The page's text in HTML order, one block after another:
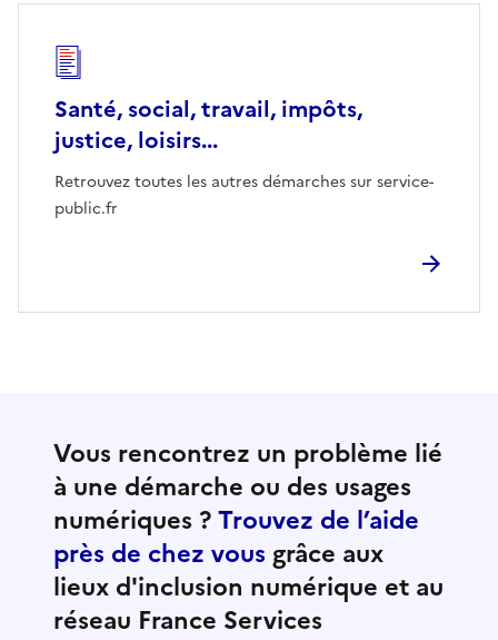
Santé, social, travail, impôts,
justice, loisirs...
Retrouvez toutes les autres démarches sur service-
public.fr
Vous rencontrez un problème lié
à une démarche ou des usages
numériques ?Trouvez de l’aide
près de chez vous grâce aux
lieux d'inclusion numérique et au
réseau France Services